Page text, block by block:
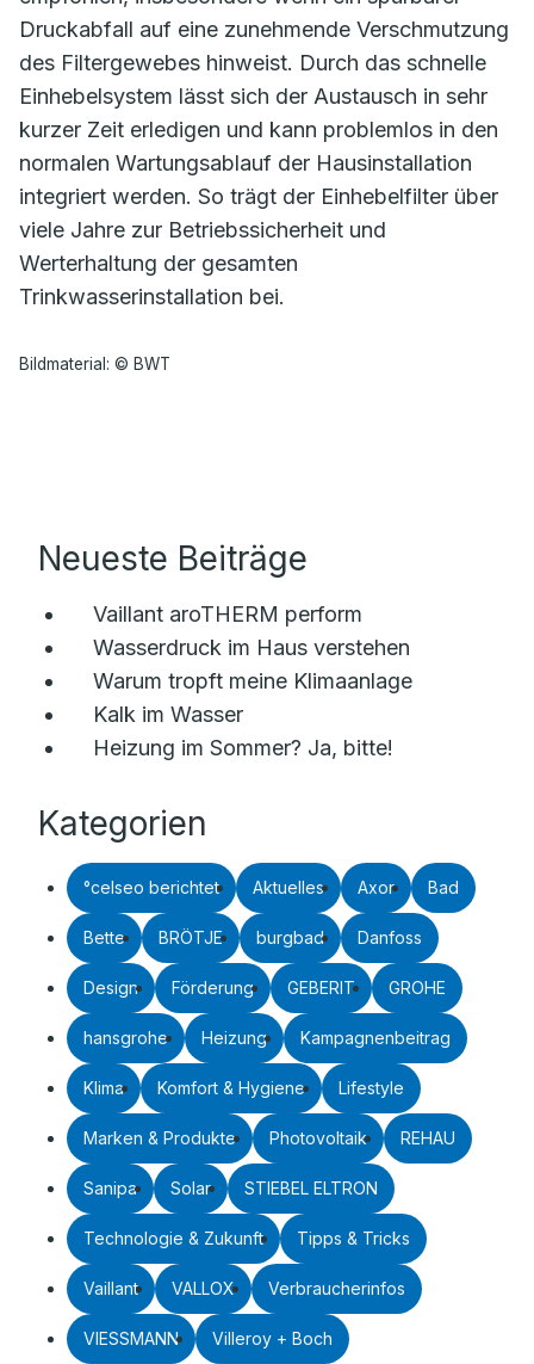
Druckabfall auf eine zunehmende Verschmutzung
des Filtergewebes hinweist. Durch das schnelle
Einhebelsystem lässt sich der Austausch in sehr
kurzer Zeit erledigen und kann problemlos in den
normalen Wartungsablauf der Hausinstallation
integriert werden. So trägt der Einhebelfilter über
viele Jahre zur Betriebssicherheit und
Werterhaltung der gesamten
Trinkwasserinstallation bei.
Bildmaterial: © BWT
Neueste Beiträge
Vaillant aroTHERM perform
Wasserdruck im Haus verstehen
Warum tropft meine Klimaanlage
Kalk im Wasser
Heizung im Sommer? Ja, bitte!
Kategorien
°celseo berichtet Aktuelles Axor Bad
Bette BRÖTJE burgbad Danfoss
Design Förderung GEBERIT GROHE
hansgrohe Heizung Kampagnenbeitrag
Klima Komfort & Hygiene Lifestyle
Marken & Produkte Photovoltaik REHAU
Sanipa Solar STIEBEL ELTRON
Technologie & Zukunft Tipps & Tricks
Vaillant VALLOX Verbraucherinfos
VIESSMANN Villeroy + Boch